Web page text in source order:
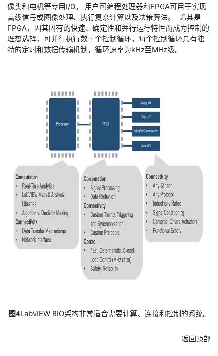
像头和电机等专用I/O。 用户可编程处理器和FPGA可用于实现
高级信号或图像处理、执行复杂计算以及决策算法。 尤其是
FPGA，因其固有的快速、确定性和并行运行特性而成为控制的
理想选择，可并行执行数十个控制循环，每个控制循环具有独
特的定时和数据传输机制，循环速率为kHz至MHz级。
图4LabVIEW RIO架构非常适合需要计算、连接和控制的系统。
返回顶部